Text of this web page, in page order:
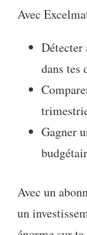
Avec
Détecter
dans tes
Gagner
Avec un
un